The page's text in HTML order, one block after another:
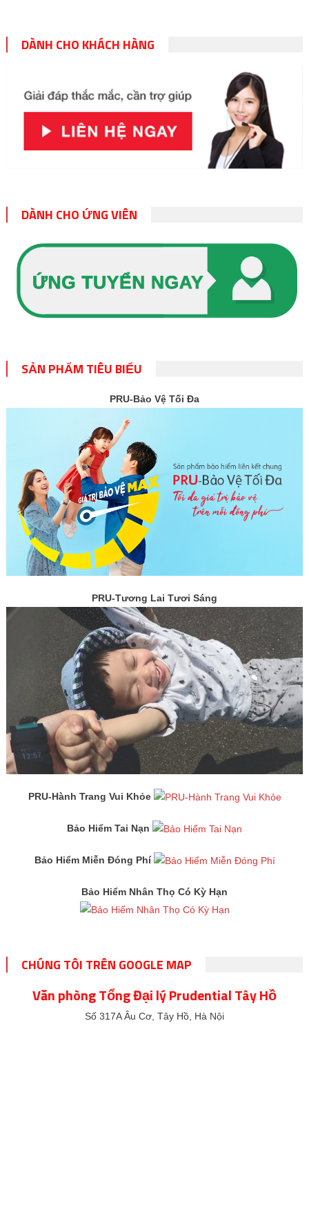
DÀNH CHO KHÁCH HÀNG
DÀNH CHO ỨNG VIÊN
SẢN PHẨM TIÊU BIỂU
PRU-Bảo Vệ Tối Đa
PRU-Tương Lai Tươi Sáng
PRU-Hành Trang Vui Khỏe
Bảo Hiểm Tai Nạn
Bảo Hiểm Miễn Đóng Phí
Bảo Hiểm Nhân Thọ Có Kỳ Hạn
CHÚNG TÔI TRÊN GOOGLE MAP
Văn phòng Tổng Đại lý Prudential Tây Hồ
Số 317A Âu Cơ, Tây Hồ, Hà Nội